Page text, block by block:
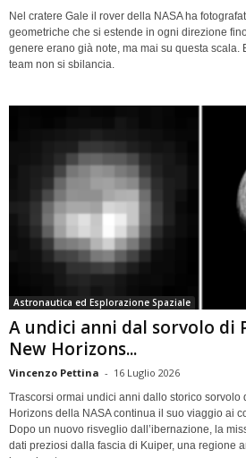
Nel cratere Gale il rover della NASA ha
geometriche che si estende in ogni direzione
genere erano già note, ma mai su questa scala.
team non si sbilancia.
Astronautica ed Esplorazione Spaziale
A undici anni dal sorvolo di
New Horizons...
Vincenzo Pettina - 16 Luglio 2026
Trascorsi ormai undici anni dallo storico sorvolo
Horizons della NASA continua il suo viaggio ai
Dopo un nuovo risveglio dall’ibernazione, la
dati preziosi dalla fascia di Kuiper, una regione